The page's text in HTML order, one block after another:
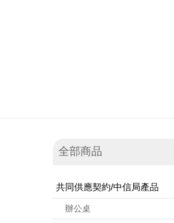
全部商品
共同供應契約/中信局產品
辦公桌